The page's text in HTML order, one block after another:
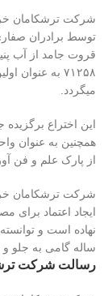
توسط برادران
قروت جامد از آب
۷۱۲۵۸ به
میگردد.
این اختراع برگزیده
همچنین به عنوان
از پارک علم و فن
شرکت ترشکامان
ایجاد اعتماد برای
نهاده است و
ساله گامی به جلو و
رسالت شرکت